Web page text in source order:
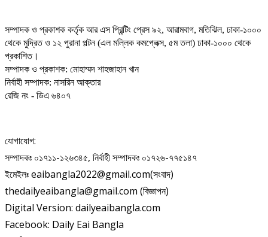
সম্পাদক ও প্রকাশক কর্তৃক আর এস প্রিন্টিং প্রেস ৯২, আরামবাগ, মতিঝিল, ঢাকা-১০০০
থেকে মুদ্রিত ও ১২ পুরানা পল্টন (এল মল্লিক কমপ্লেক্স, ৫ম তলা) ঢাকা-১০০০ থেকে
প্রকাশিত।
সম্পাদক ও প্রকাশক: মোহাম্মদ শাহজাহান খান
নির্বাহী সম্পাদক: নাসরিন আক্তার
রেজি নং - ডিএ ৬৪০৭
যোগাযোগ:
সম্পাদকঃ ০১৭১১-১২৬৩৪৫, নির্বাহী সম্পাদকঃ ০১৭২৬-৭৭৫১৪৭
ইমেইলঃ eaibangla2022@gmail.com(সংবাদ)
thedailyeaibangla@gmail.com (বিজ্ঞাপন)
Digital Version: dailyeaibangla.com
Facebook: Daily Eai Bangla